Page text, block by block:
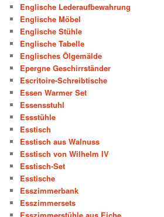
Englische Lederaufbewahrung
Englische Möbel
Englische Stühle
Englische Tabelle
Englisches Ölgemälde
Epergne Geschirrständer
Escritoire-Schreibtische
Essen Warmer Set
Essensstuhl
Essstühle
Esstisch
Esstisch aus Walnuss
Esstisch von Wilhelm IV
Esstisch-Set
Esstische
Esszimmerbank
Esszimmersets